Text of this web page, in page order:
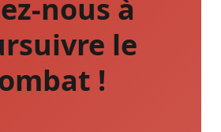
nous à
le
!